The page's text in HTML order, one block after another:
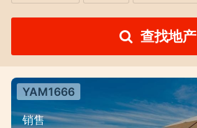
查找地产
7卧室海景奢华泳池别墅
YAM1666
销售